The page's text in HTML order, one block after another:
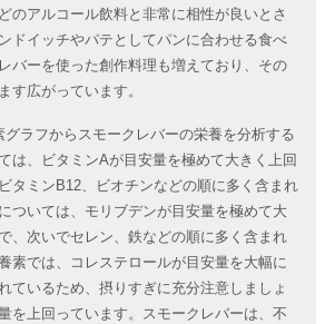
のアルコール飲料と非常に相性が良いとさ
ドイッチやパテとしてパンに合わせる食べ
バーを使った創作料理も増えており、その
す広がっています。
ラフからスモークレバーの栄養を分析する
は、ビタミンAが目安量を極めて大きく上回
タミンB12、ビオチンなどの順に多く含まれ
ついては、モリブデンが目安量を極めて大
、次いでセレン、鉄などの順に多く含まれ
素では、コレステロールが目安量を大幅に
ているため、摂りすぎに充分注意しましょ
を上回っています。スモークレバーは、不